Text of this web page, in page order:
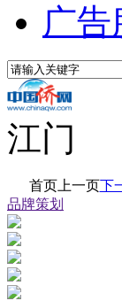
广告
江门
首页上一页下
品牌策划